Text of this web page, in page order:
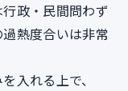
政・民間問わず
熱度合いは非常
入れる上で、